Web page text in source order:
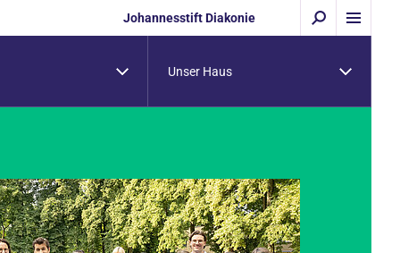
Johannesstift Diakonie
Unser Haus